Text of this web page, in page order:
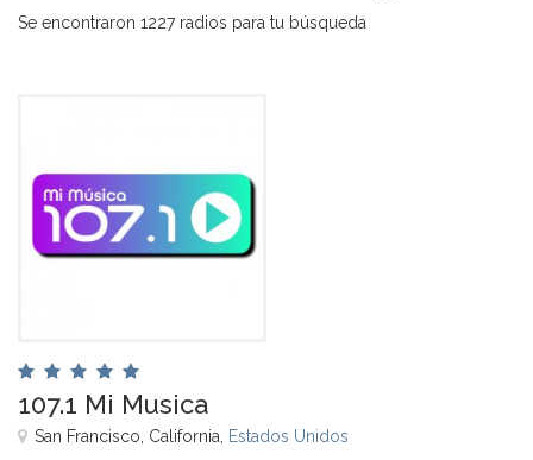
Se encontraron 1227 radios para tu búsqueda
107.1 Mi Musica
San Francisco, California, Estados Unidos